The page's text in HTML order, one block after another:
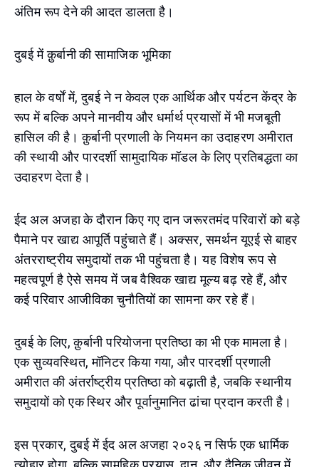
अंतिम रूप देने की आदत डालता है।
दुबई में क़ुर्बानी की सामाजिक भूमिका
हाल के वर्षों में, दुबई ने न केवल एक आर्थिक और पर्यटन केंद्र के
रूप में बल्कि अपने मानवीय और धर्मार्थ प्रयासों में भी मजबूती
हासिल की है। क़ुर्बानी प्रणाली के नियमन का उदाहरण अमीरात
की स्थायी और पारदर्शी सामुदायिक मॉडल के लिए प्रतिबद्धता का
उदाहरण देता है।
ईद अल अजहा के दौरान किए गए दान जरूरतमंद परिवारों को बड़े
पैमाने पर खाद्य आपूर्ति पहुंचाते हैं। अक्सर, समर्थन यूएई से बाहर
अंतरराष्ट्रीय समुदायों तक भी पहुंचता है। यह विशेष रूप से
महत्वपूर्ण है ऐसे समय में जब वैश्विक खाद्य मूल्य बढ़ रहे हैं, और
कई परिवार आजीविका चुनौतियों का सामना कर रहे हैं।
दुबई के लिए, क़ुर्बानी परियोजना प्रतिष्ठा का भी एक मामला है।
एक सुव्यवस्थित, मॉनिटर किया गया, और पारदर्शी प्रणाली
अमीरात की अंतर्राष्ट्रीय प्रतिष्ठा को बढ़ाती है, जबकि स्थानीय
समुदायों को एक स्थिर और पूर्वानुमानित ढांचा प्रदान करती है।
इस प्रकार, दुबई में ईद अल अजहा २०२६ न सिर्फ एक धार्मिक